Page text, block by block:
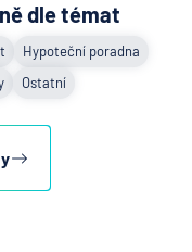
dle témat
Hypoteční poradna
Ostatní